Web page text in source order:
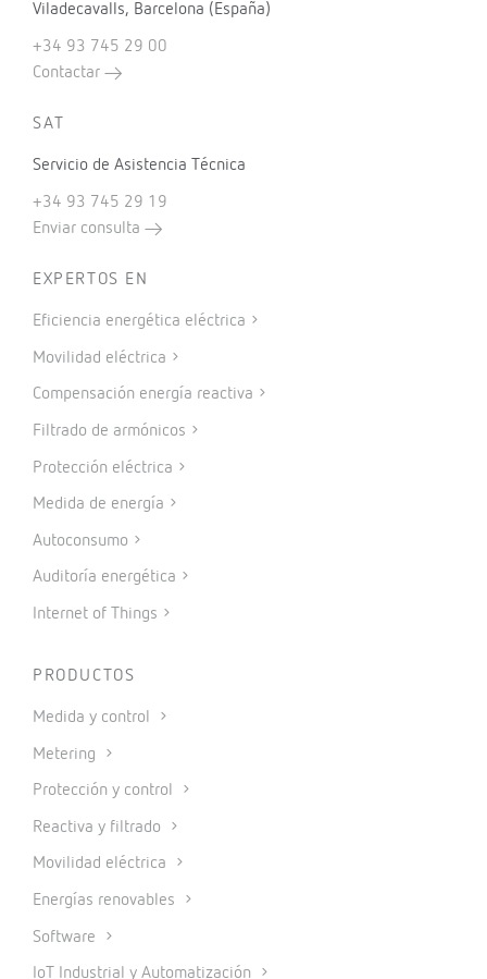
Viladecavalls, Barcelona (España)
+34 93 745 29 00
Contactar
SAT
Servicio de Asistencia Técnica
+34 93 745 29 19
Enviar consulta
EXPERTOS EN
Eficiencia energética eléctrica
Movilidad eléctrica
Compensación energía reactiva
Filtrado de armónicos
Protección eléctrica
Medida de energía
Autoconsumo
Auditoría energética
Internet of Things
PRODUCTOS
Medida y control
Metering
Protección y control
Reactiva y filtrado
Movilidad eléctrica
Energías renovables
Software
IoT Industrial y Automatización